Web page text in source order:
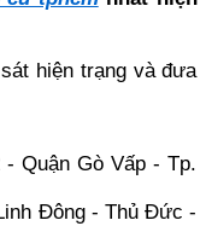
hiện trạng và đưa
Quận Gò Vấp - Tp.
Đông - Thủ Đức -